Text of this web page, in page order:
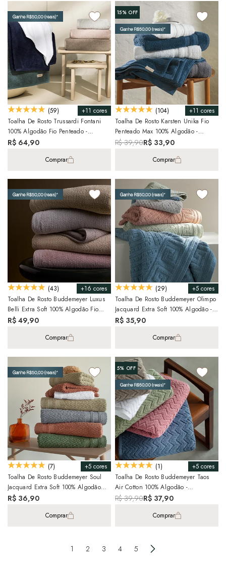
+11 cores
(59)
Toalha De Rosto Trussardi Fontani
100% Algodão Fio Penteado -
Gramatura: 500 G/m²
R$ 64,90
Comprar
15%OFF
+11 cores
(104)
Toalha De Rosto Karsten Unika Fio
Penteado Max 100% Algodão -
Gramatura: 500 G/m²
R$ 39,90R$ 33,90
Comprar
+16 cores
(43)
Toalha De Rosto Buddemeyer Luxus
Belli Extra Soft 100% Algodão Fio
Penteado
R$ 49,90
Comprar
+5 cores
(29)
Toalha De Rosto Buddemeyer Olimpo
Jacquard Extra Soft 100% Algodão -
Gramatura: 420g/m²
R$ 35,90
Comprar
+5 cores
(7)
Toalha De Rosto Buddemeyer Soul
Jacquard Extra Soft 100% Algodão
Fio Penteado - Gramatura: 410g/m²
R$ 36,90
Comprar
5% OFF
+5 cores
(1)
Toalha De Rosto Buddemeyer Taos
Air Cotton 100% Algodão -
Gramatura: 410g/m²
R$ 39,90R$ 37,90
Comprar
1 2 3 4 5